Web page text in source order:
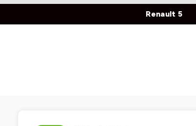
Renault 5